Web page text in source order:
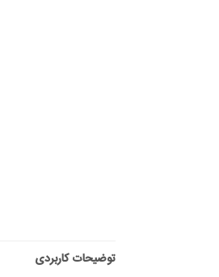
توضیحات کاربردی